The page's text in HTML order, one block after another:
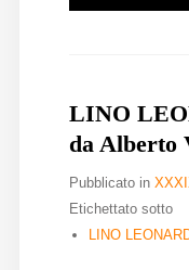
LINO
da Alberto
Pubblicato in
Etichettato sotto
LINO